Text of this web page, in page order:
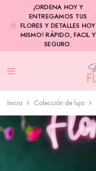
¡ORDENA HOY Y
ENTREGAMOS TUS
FLORES Y DETALLES HOY
MISMO! RÁPIDO, FACIL Y
SEGURO.
Inicio Colección de lujo